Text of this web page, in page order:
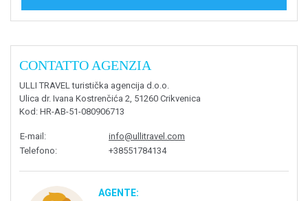
CONTATTO AGENZIA
ULLI TRAVEL turistička agencija d.o.o.
Ulica dr. Ivana Kostrenčića 2, 51260 Crikvenica
Kod : HR-AB-51-080906713
E-mail :
info@ullitravel.com
Telefono: +38551784134
AGENTE: